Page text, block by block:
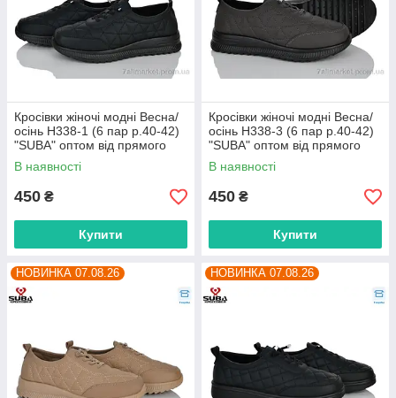
Кросівки жіночі модні Весна/
осінь H338-1 (6 пар р.40-42)
"SUBA" оптом від прямого
постачальника
В наявності
450 ₴
Купити
Кросівки жіночі модні Весна/
осінь H338-3 (6 пар р.40-42)
"SUBA" оптом від прямого
постачальника
В наявності
450 ₴
Купити
НОВИНКА 07.08.26 НОВИНКА 07.08.26